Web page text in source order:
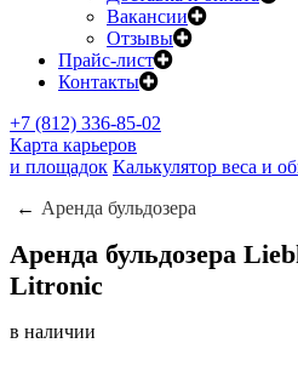
Вакансии
Отзывы
Прайс-лист
Контакты
+7 (812) 336-85-02
Карта карьеров
и площадок Калькулятор веса и
Аренда бульдозера
Аренда бульдозера
Litronic
в наличии